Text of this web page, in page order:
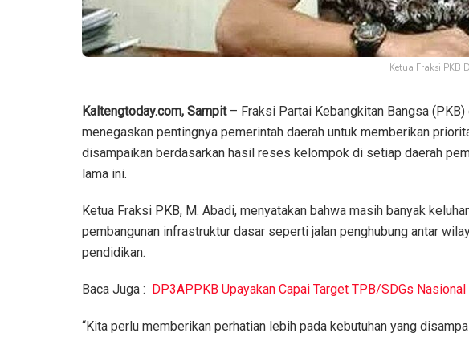
Ketua Fraksi PKB
Kaltengtoday.com, Sampit– Fraksi Partai Kebangkitan Bangsa
menegaskan pentingnya pemerintah daerah untuk memberikan
disampaikan berdasarkan hasil reses kelompok di setiap daerah
lama ini.
Ketua Fraksi PKB, M. Abadi, menyatakan bahwa masih banyak
pembangunan infrastruktur dasar seperti jalan penghubung antar
pendidikan.
Baca Juga : DP3APPKB Upayakan Capai Target TPB/SDGs Nasional
“Kita perlu memberikan perhatian lebih pada kebutuhan yang